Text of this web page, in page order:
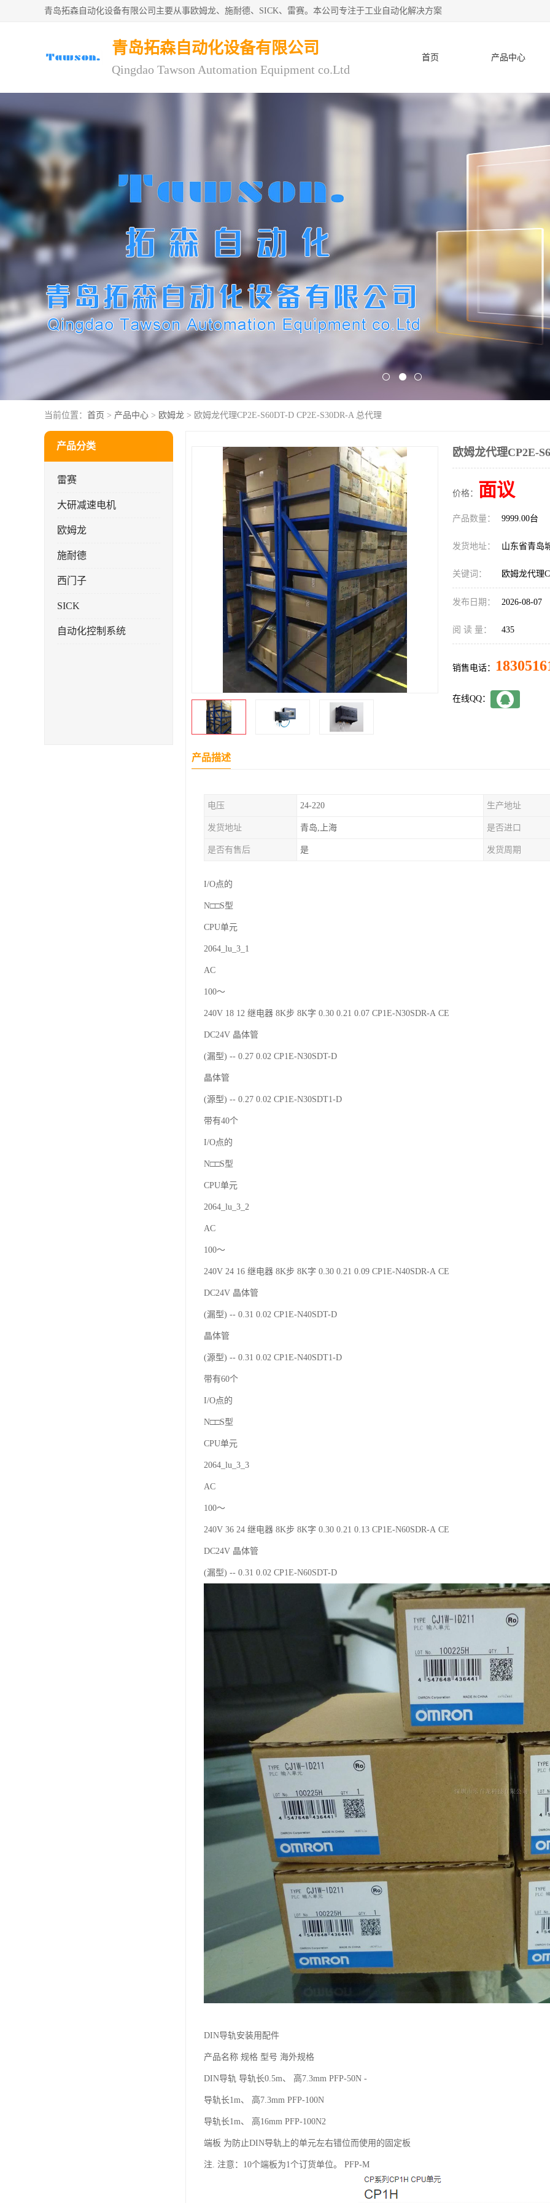
青岛拓森自动化设备有限公司主要从事欧姆龙、施耐德、SICK、雷赛。本公司专注于工业自动化解决方案
青岛拓森自动化设备有限公司
Qingdao Tawson Automation Equipment co.Ltd
首页 产品中心
当前位置： 首页 > 产品中心 > 欧姆龙 > 欧姆龙代理CP2E-S60DT-D CP2E-S30DR-A 总代理
产品分类
雷赛
大研减速电机
欧姆龙
施耐德
西门子
SICK
自动化控制系统
欧姆龙代理CP2E-
价格： 面议
产品数量： 9999.00台
发货地址： 山东省青岛
关键词： 欧姆龙代理
发布日期： 2026-08-07
阅 读 量： 435
销售电话：
在线QQ：
产品描述
电压 24-220 生产地址
发货地址 青岛,上海 是否进口
是否有售后 是 发货周期
I/O点的
N□□S型
CPU单元
2064_lu_3_1
AC
100～
240V 18 12 继电器 8K步 8K字 0.30 0.21 0.07 CP1E-N30SDR-A CE
DC24V 晶体管
(漏型) -- 0.27 0.02 CP1E-N30SDT-D
晶体管
(源型) -- 0.27 0.02 CP1E-N30SDT1-D
带有40个
I/O点的
N□□S型
CPU单元
2064_lu_3_2
AC
100～
240V 24 16 继电器 8K步 8K字 0.30 0.21 0.09 CP1E-N40SDR-A CE
DC24V 晶体管
(漏型) -- 0.31 0.02 CP1E-N40SDT-D
晶体管
(源型) -- 0.31 0.02 CP1E-N40SDT1-D
带有60个
I/O点的
N□□S型
CPU单元
2064_lu_3_3
AC
100～
240V 36 24 继电器 8K步 8K字 0.30 0.21 0.13 CP1E-N60SDR-A CE
DC24V 晶体管
(漏型) -- 0.31 0.02 CP1E-N60SDT-D
DIN导轨安装用配件
产品名称 规格 型号 海外规格
DIN导轨 导轨长0.5m、 高7.3mm PFP-50N -
导轨长1m、 高7.3mm PFP-100N
导轨长1m、 高16mm PFP-100N2
端板 为防止DIN导轨上的单元左右错位而使用的固定板
注. 注意：10个端板为1个订货单位。 PFP-M